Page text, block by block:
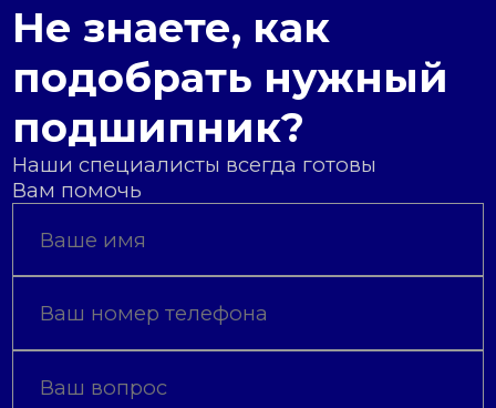
Не знаете, как
подобрать нужный
подшипник?
Наши специалисты всегда готовы
Вам помочь